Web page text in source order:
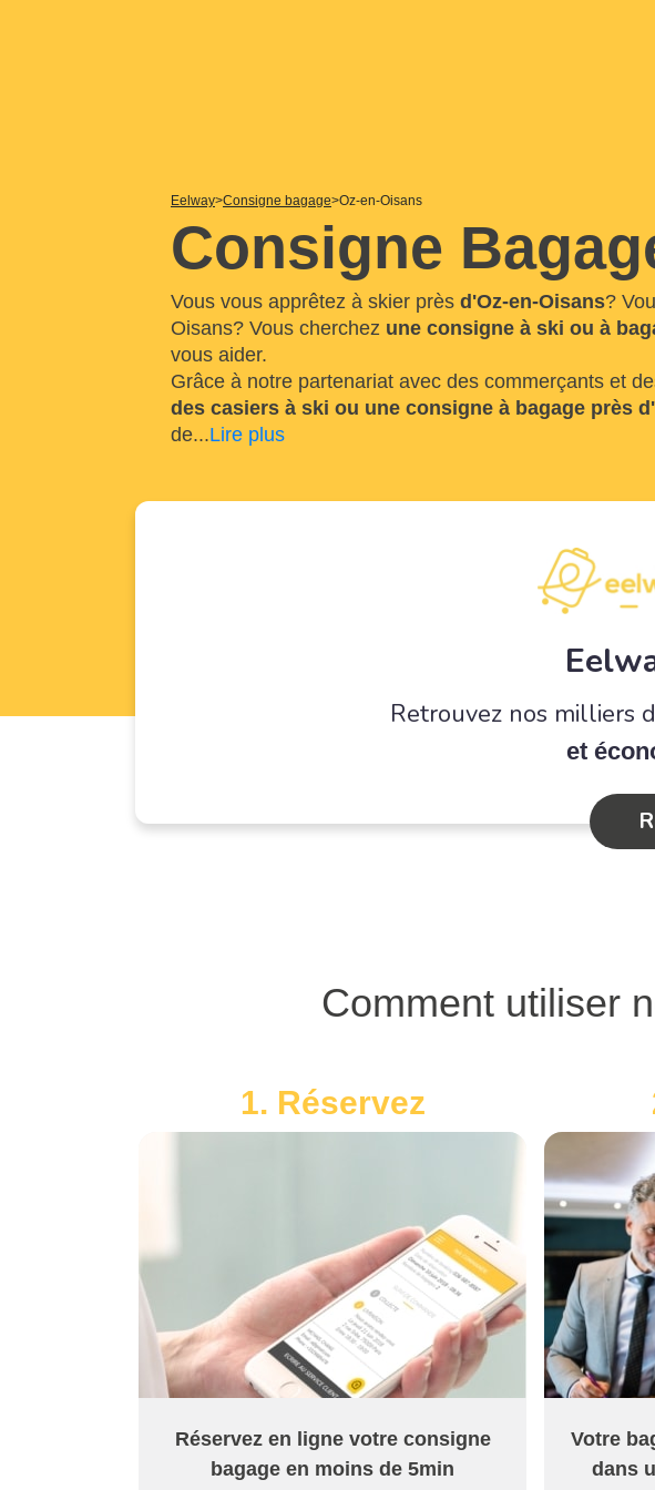
Eelway Consigne bagage Oz-en-Oisans
Consigne
Vous vous apprêtez à skier près d'Oz-en-Oisans?
Oisans? Vous cherchez une consigne à ski ou à
vous aider.
Grâce à notre partenariat avec des commerçants et
des casiers à ski ou une consigne à bagage près
de...Lire plus
Retrouvez nos milliers
et
Comment utiliser
1. Réservez
Réservez en ligne votre consigne
bagage en moins de 5min
Votre
dans